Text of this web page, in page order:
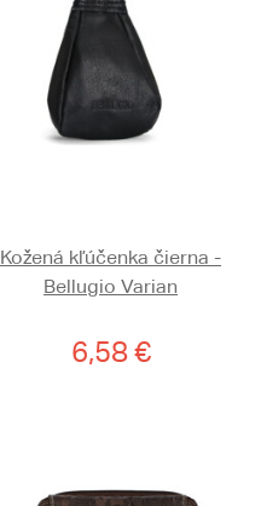
Kožená kľúčenka čierna -
Bellugio Varian
6,58 €